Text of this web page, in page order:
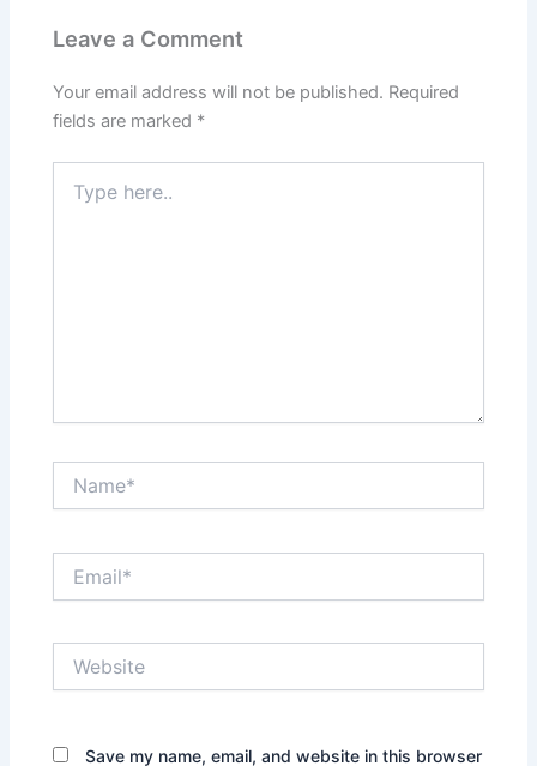
Leave a Comment
Your email address will not be published. Required
fields are marked *
here..
Save my name, email, and website in this browser